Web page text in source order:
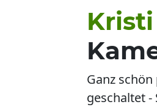
Ganz
geschaltet